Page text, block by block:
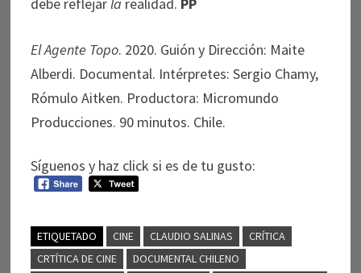
El Agente Topo. 2020. Guión y Dirección: Maite
Alberdi. Documental. Intérpretes: Sergio Chamy,
Rómulo Aitken. Productora: Micromundo
Producciones. 90 minutos. Chile.
Síguenos y haz click si es de tu gusto:
ETIQUETADO CINE CLAUDIO SALINAS
CRÍTICA
CRTÍTICA DE CINE
DOCUMENTAL CHILENO